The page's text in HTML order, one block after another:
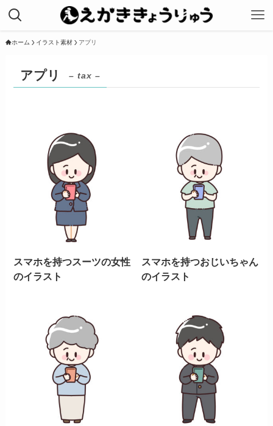
ホーム イラスト素材 アプリ
アプリ – tax –
スマホを持つスーツの女性
のイラスト
スマホを持つおじいちゃん
のイラスト